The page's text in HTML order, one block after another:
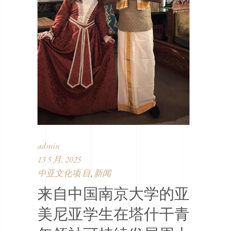
admin
13 5 月, 2025
中亚文化项 目 新闻
来自中国南京大学的亚
美尼亚学生在塔什干青